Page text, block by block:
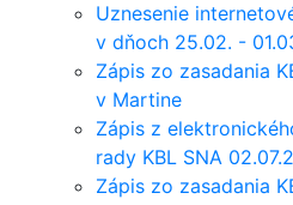
Uznesenie
v dňoch 25.02. -
Zápis zo zasadania
v Martine
Zápis z
rady KBL SNA
Zápis zo zasadania